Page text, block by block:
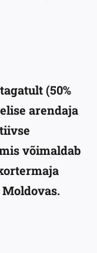
(50%
arendaja
võimaldab